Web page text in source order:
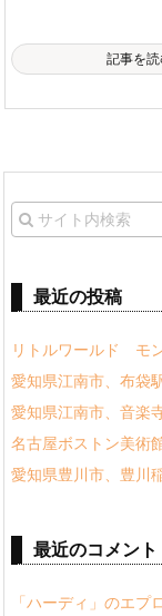
記事を
最近の投稿
リトルワールド モ
愛知県江南市、布袋
愛知県江南市、音楽
名古屋ボストン美術
愛知県豊川市、豊川
最近のコメント
「ハーディ」のエプ